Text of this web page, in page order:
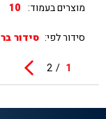
מוצרים בעמוד:
סידור לפי:
1
2